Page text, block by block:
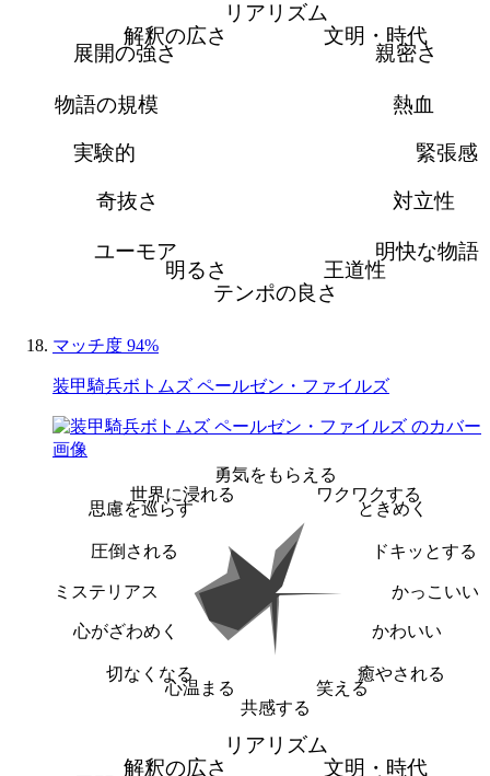
リアリズム
文明・時代
親密さ
熱血
緊張感
対立性
明快な物語
王道性
テンポの良さ
明るさ
ユーモア
奇抜さ
実験的
物語の規模
展開の強さ
解釈の広さ
マッチ度 94%
装甲騎兵ボトムズ ペールゼン・ファイルズ
勇気をもらえる
ワクワクする
ときめく
ドキッとする
かっこいい
かわいい
癒やされる
笑える
共感する
心温まる
切なくなる
心がざわめく
ミステリアス
圧倒される
思慮を巡らす
世界に浸れる
リアリズム
文明・時代
解釈の広さ